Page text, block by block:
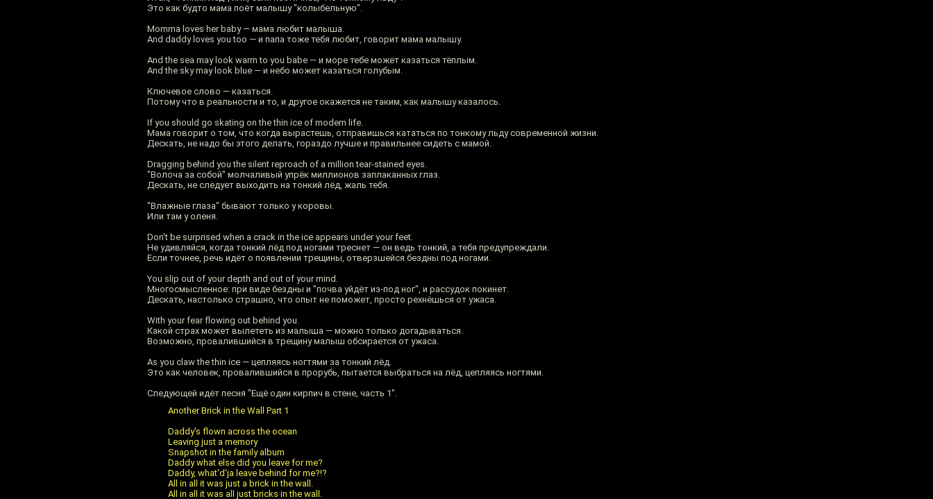
Это как будто мама поёт малышу "колыбельную".
Momma loves her baby — мама любит малыша.
And daddy loves you too — и папа тоже тебя любит, говорит мама малышу.
And the sea may look warm to you babe — и море тебе может казаться тёплым.
And the sky may look blue — и небо может казаться голубым.
Ключевое слово — казаться.
Потому что в реальности и то, и другое окажется не таким, как малышу казалось.
If you should go skating оn the thin ice of modern life.
Мама говорит о том, что когда вырастешь, отправишься кататься по тонкому льду современной жизни.
Дескать, не надо бы этого делать, гораздо лучше и правильнее сидеть с мамой.
Dragging behind you the silent reproach of a million tear-stained eyes.
"Волоча за собой" молчаливый упрёк миллионов заплаканных глаз.
Дескать, не следует выходить на тонкий лёд, жаль тебя.
"Влажные глаза" бывают только у коровы.
Или там у оленя.
Don't be surprised when a crack in the ice appears under your feet.
Не удивляйся, когда тонкий лёд под ногами треснет — он ведь тонкий, а тебя предупреждали.
Если точнее, речь идёт о появлении трещины, отверзшейся бездны под ногами.
You slip out of your depth and out of your mind.
Многосмысленное: при виде бездны и "почва уйдёт из-под ног", и рассудок покинет.
Дескать, настолько страшно, что опыт не поможет, просто рехнёшься от ужаса.
With your fear flowing out behind you.
Какой страх может вылететь из малыша — можно только догадываться.
Возможно, провалившийся в трещину малыш обсирается от ужаса.
As you claw the thin ice — цепляясь ногтями за тонкий лёд.
Это как человек, провалившийся в прорубь, пытается выбраться на лёд, цепляясь ногтями.
Следующей идёт песня "Ещё один кирпич в стене, часть 1".
Another Brick in the Wall Part 1
Daddy's flown across the ocean
Leaving just a memory
Snapshot in the family album
Daddy what else did you leave for me?
Daddy, what'd'ja leave behind for me?!?
All in all it was just a brick in the wall.
All in all it was all just bricks in the wall.